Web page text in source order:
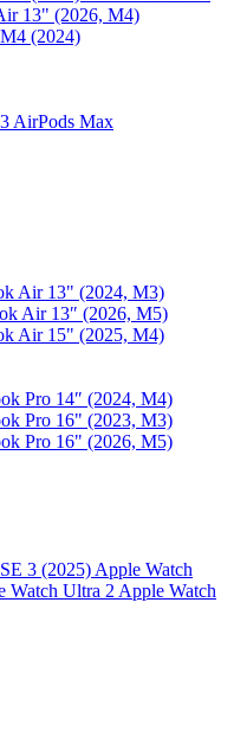
13" (2026, M4)
(2024)
AirPods Max
Air 13" (2024, M3)
Air 13″ (2026, M5)
Air 15" (2025, M4)
Pro 14″ (2024, M4)
Pro 16" (2023, M3)
Pro 16" (2026, M5)
3 (2025) Apple Watch
Watch Ultra 2 Apple Watch